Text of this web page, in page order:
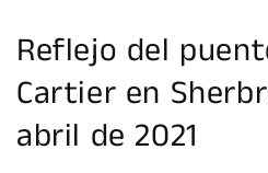
Reflejo del
Cartier en
abril de 2021